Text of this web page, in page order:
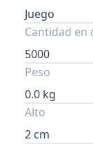
Juego
Cantidad en
5000
Peso
0.0 kg
Alto
2 cm